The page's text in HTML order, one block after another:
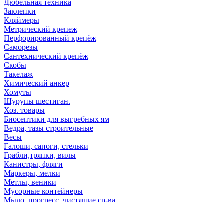
Дюбельная техника
Заклепки
Кляймеры
Метрический крепеж
Перфорированный крепёж
Саморезы
Сантехнический крепёж
Скобы
Такелаж
Химический анкер
Хомуты
Шурупы шестиган.
Хоз. товары
Биосептики для выгребных ям
Ведра, тазы строительные
Весы
Галоши, сапоги, стельки
Грабли,тряпки, вилы
Канистры, фляги
Маркеры, мелки
Метлы, веники
Мусорные контейнеры
Мыло, прогресс, чистящие ср-ва